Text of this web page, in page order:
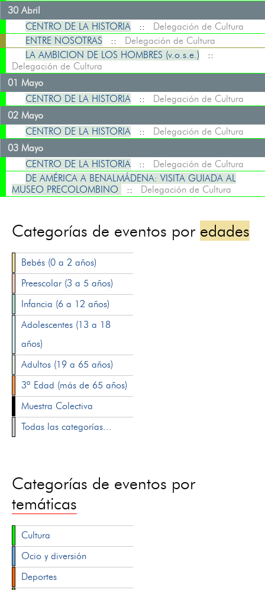
30 Abril
CENTRO DE LA HISTORIA :: Delegación de Cultura
ENTRE NOSOTRAS :: Delegación de Cultura
LA AMBICION DE LOS HOMBRES (v.o.s.e.) ::
Delegación de Cultura
01 Mayo
CENTRO DE LA HISTORIA :: Delegación de Cultura
02 Mayo
CENTRO DE LA HISTORIA :: Delegación de Cultura
03 Mayo
CENTRO DE LA HISTORIA :: Delegación de Cultura
DE AMÉRICA A BENALMÁDENA: VISITA GUIADA AL
MUSEO PRECOLOMBINO
:: Delegación de Cultura
Categorías de eventos por edades
Bebés (0 a 2 años)
Preescolar (3 a 5 años)
Infancia (6 a 12 años)
Adolescentes (13 a 18
años)
Adultos (19 a 65 años)
3ª Edad (más de 65 años)
Muestra Colectiva
Todas las categorías...
Categorías de eventos por
temáticas
Cultura
Ocio y diversión
Deportes